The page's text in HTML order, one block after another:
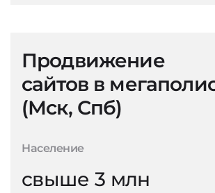
Продвижение
сайтов в
(Мск, Спб)
Население
свыше 3 млн